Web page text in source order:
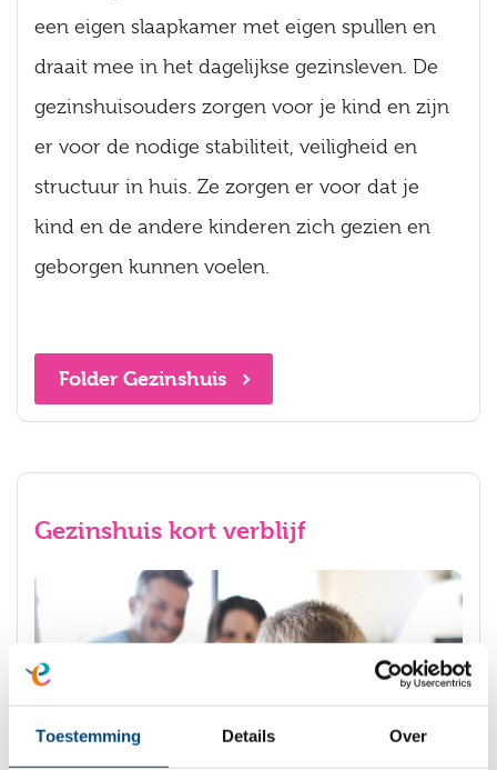
Toestemming Details Over
een eigen slaapkamer met eigen spullen en
draait mee in het dagelijkse gezinsleven. De
gezinshuisouders zorgen voor je kind en zijn
er voor de nodige stabiliteit, veiligheid en
structuur in huis. Ze zorgen er voor dat je
kind en de andere kinderen zich gezien en
geborgen kunnen voelen.
Folder Gezinshuis
Gezinshuis kort verblijf